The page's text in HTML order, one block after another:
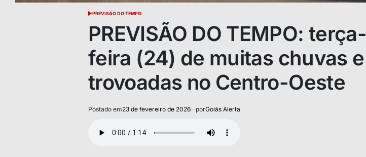
POSTED
PREVISÃO DO TEMPO
PREVISÃO DO TEMPO: terça-
feira (24) de muitas chuvas e
trovoadas no Centro-Oeste
Postado em23 de fevereiro de 2026 porGoiás Alerta